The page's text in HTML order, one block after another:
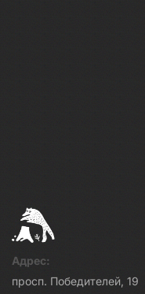
Адрес:
просп. Победителей, 19